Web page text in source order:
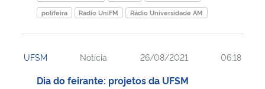
Advocacia-Geral da União
polifeira
Rádio UniFM Rádio Universidade AM
UFSM Notícia 26/08/2021 06:18
Dia do feirante: projetos da UFSM